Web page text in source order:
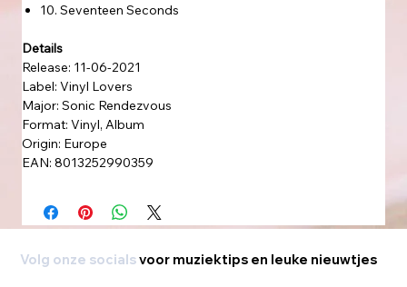
10. Seventeen Seconds
Details
Release: 11-06-2021
Label: Vinyl Lovers
Major: Sonic Rendezvous
Format: Vinyl, Album
Origin: Europe
EAN: 8013252990359
Volg onze socialsvoor muziektips en leuke nieuwtjes